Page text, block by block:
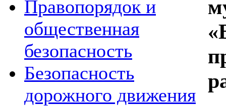
Правопорядок и
общественная
безопасность
Безопасность
дорожного движения